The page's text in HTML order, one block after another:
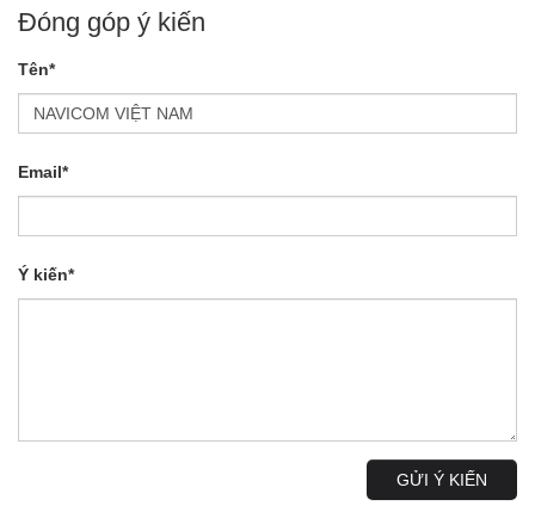
Đóng góp ý kiến
Tên*
Email*
Ý kiến*
GỬI Ý KIẾN